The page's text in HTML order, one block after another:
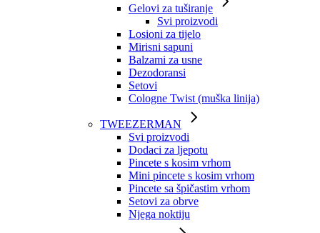
Gelovi za tuširanje
Svi proizvodi
Losioni za tijelo
Mirisni sapuni
Balzami za usne
Dezodoransi
Setovi
Cologne Twist (muška linija)
TWEEZERMAN
Svi proizvodi
Dodaci za ljepotu
Pincete s kosim vrhom
Mini pincete s kosim vrhom
Pincete sa špičastim vrhom
Setovi za obrve
Njega noktiju